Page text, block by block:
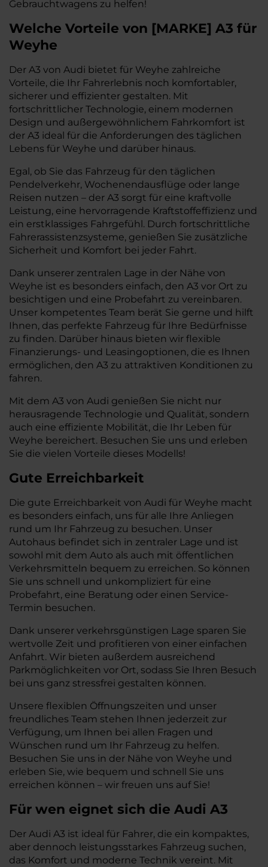
Gebrauchtwagens zu helfen!
Welche Vorteile von [MARKE] A3 für
Weyhe
Der A3 von Audi bietet für Weyhe zahlreiche
Vorteile, die Ihr Fahrerlebnis noch komfortabler,
sicherer und effizienter gestalten. Mit
fortschrittlicher Technologie, einem modernen
Design und außergewöhnlichem Fahrkomfort ist
der A3 ideal für die Anforderungen des täglichen
Lebens für Weyhe und darüber hinaus.
Egal, ob Sie das Fahrzeug für den täglichen
Pendelverkehr, Wochenendausflüge oder lange
Reisen nutzen – der A3 sorgt für eine kraftvolle
Leistung, eine hervorragende Kraftstoffeffizienz und
ein erstklassiges Fahrgefühl. Durch fortschrittliche
Fahrerassistenzsysteme, genießen Sie zusätzliche
Sicherheit und Komfort bei jeder Fahrt.
Dank unserer zentralen Lage in der Nähe von
Weyhe ist es besonders einfach, den A3 vor Ort zu
besichtigen und eine Probefahrt zu vereinbaren.
Unser kompetentes Team berät Sie gerne und hilft
Ihnen, das perfekte Fahrzeug für Ihre Bedürfnisse
zu finden. Darüber hinaus bieten wir flexible
Finanzierungs- und Leasingoptionen, die es Ihnen
ermöglichen, den A3 zu attraktiven Konditionen zu
fahren.
Mit dem A3 von Audi genießen Sie nicht nur
herausragende Technologie und Qualität, sondern
auch eine effiziente Mobilität, die Ihr Leben für
Weyhe bereichert. Besuchen Sie uns und erleben
Sie die vielen Vorteile dieses Modells!
Gute Erreichbarkeit
Die gute Erreichbarkeit von Audi für Weyhe macht
es besonders einfach, uns für alle Ihre Anliegen
rund um Ihr Fahrzeug zu besuchen. Unser
Autohaus befindet sich in zentraler Lage und ist
sowohl mit dem Auto als auch mit öffentlichen
Verkehrsmitteln bequem zu erreichen. So können
Sie uns schnell und unkompliziert für eine
Probefahrt, eine Beratung oder einen Service-
Termin besuchen.
Dank unserer verkehrsgünstigen Lage sparen Sie
wertvolle Zeit und profitieren von einer einfachen
Anfahrt. Wir bieten außerdem ausreichend
Parkmöglichkeiten vor Ort, sodass Sie Ihren Besuch
bei uns ganz stressfrei gestalten können.
Unsere flexiblen Öffnungszeiten und unser
freundliches Team stehen Ihnen jederzeit zur
Verfügung, um Ihnen bei allen Fragen und
Wünschen rund um Ihr Fahrzeug zu helfen.
Besuchen Sie uns in der Nähe von Weyhe und
erleben Sie, wie bequem und schnell Sie uns
erreichen können – wir freuen uns auf Sie!
Für wen eignet sich die Audi A3
Der Audi A3 ist ideal für Fahrer, die ein kompaktes,
aber dennoch leistungsstarkes Fahrzeug suchen,
das Komfort und moderne Technik vereint. Mit